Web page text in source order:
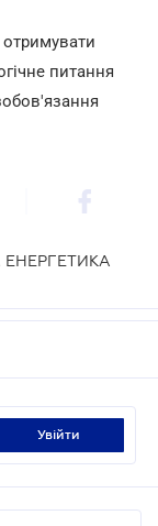
питання
увійти